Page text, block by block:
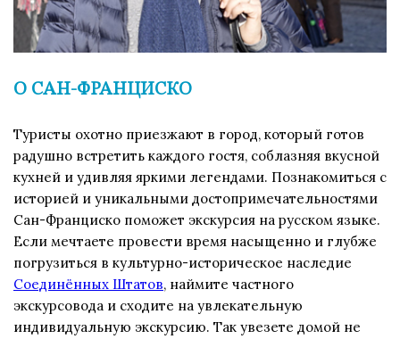
О САН-ФРАНЦИСКО
Туристы охотно приезжают в город, который готов
радушно встретить каждого гостя, соблазняя вкусной
кухней и удивляя яркими легендами. Познакомиться с
историей и уникальными достопримечательностями
Сан-Франциско поможет экскурсия на русском языке.
Если мечтаете провести время насыщенно и глубже
погрузиться в культурно-историческое наследие
Соединённых Штатов, наймите частного
экскурсовода и сходите на увлекательную
индивидуальную экскурсию. Так увезете домой не